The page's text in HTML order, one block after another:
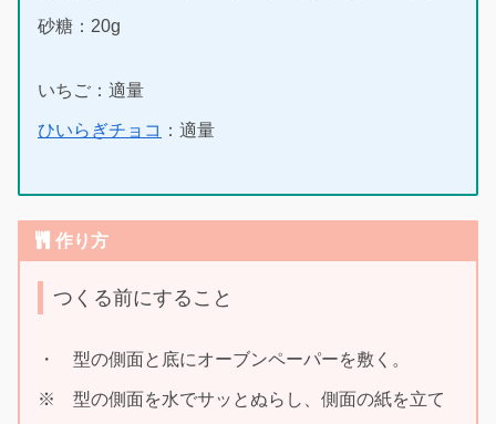
砂糖：20g
いちご：適量
ひいらぎチョコ ：適量
作り方
つくる前にすること
・ 型の側面と底にオーブンペーパーを敷く。
※ 型の側面を水でサッとぬらし、側面の紙を立て